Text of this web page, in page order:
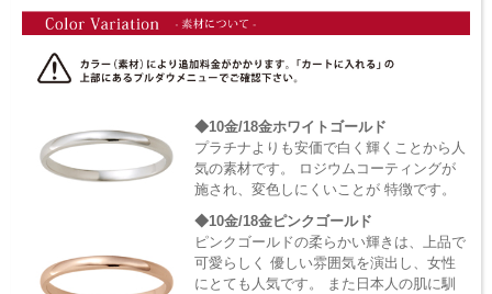
◆10金/18金ホワイトゴールド
プラチナよりも安価で白く輝くことから人
気の素材です。 ロジウムコーティングが
施され、変色しにくいことが 特徴です。
◆10金/18金ピンクゴールド
ピンクゴールドの柔らかい輝きは、上品で
可愛らしく 優しい雰囲気を演出し、女性
にとても人気です。 また日本人の肌に馴